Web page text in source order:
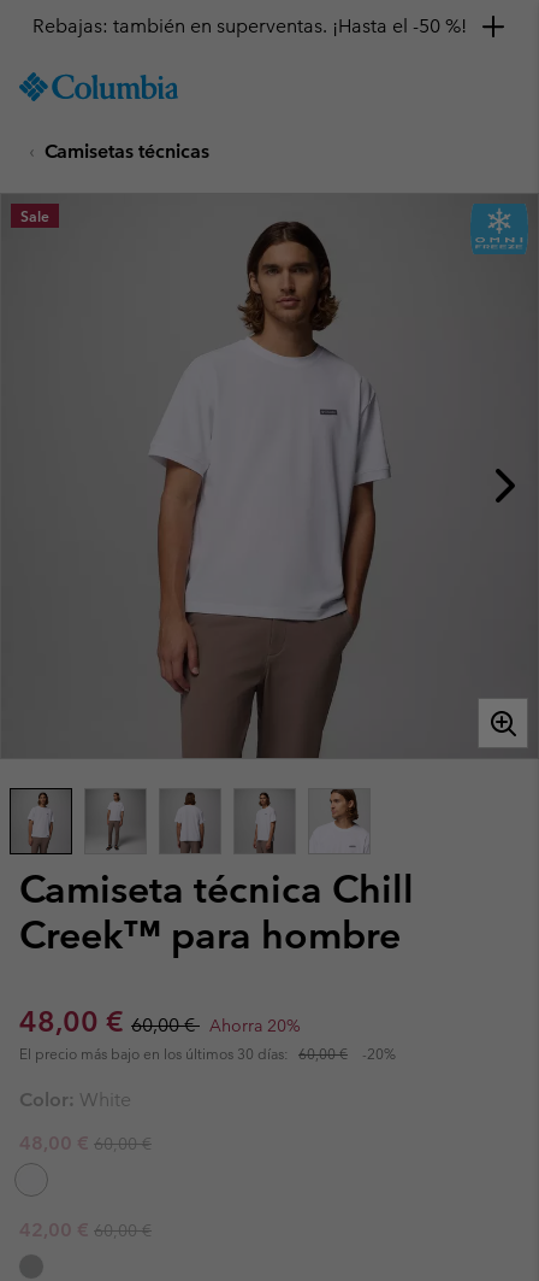
TO
SKIP
MAIN
NAV
Rebajas: también en superventas. ¡Hasta el -50 %!
Camisetas técnicas
Camiseta técnica Chill
Creek™ para hombre
Sale price:
48,00 € Regular price:
60,00 € Ahorra 20%
El precio más bajo en los últimos 30 días: 60,00 € -20%
Sale
Color: White
Sale price:
48,00 € Regular price:
60,00 €
Sale price:
42,00 € Regular price:
60,00 €